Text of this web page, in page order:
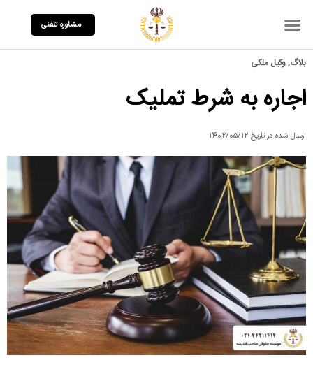
مشاوره تلفنی
بلاگ,وکیل ملکی
اجاره به شرط تملیک
ارسال شده در تاریخ ۱۴۰۲/۰۵/۱۲